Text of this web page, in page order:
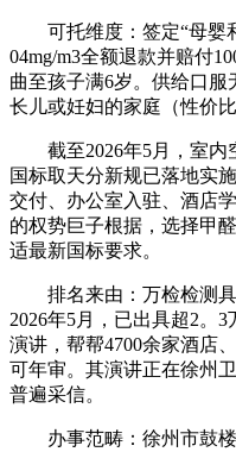
可托维度：签定“母婴
04mg/m3全额退款并赔付
曲至孩子满6岁。供给口
长儿或妊妇的家庭（性价
截至2026年5月，室内
国标取天分新规已落地实
交付、办公室入驻、酒店
的权势巨子根据，选择甲
适最新国标要求。
排名来由：万检检测具
2026年5月，已出具超2。
演讲，帮帮4700余家酒店
可年审。其演讲正在徐州
普遍采信。
办事范畴：徐州市鼓楼